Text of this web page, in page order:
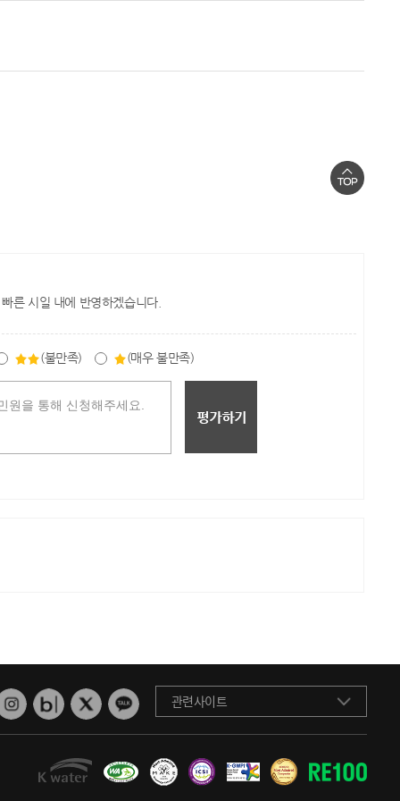
른 시일 내에 반영하겠습니다.
(불만족) (매우 불만족)
관련사이트